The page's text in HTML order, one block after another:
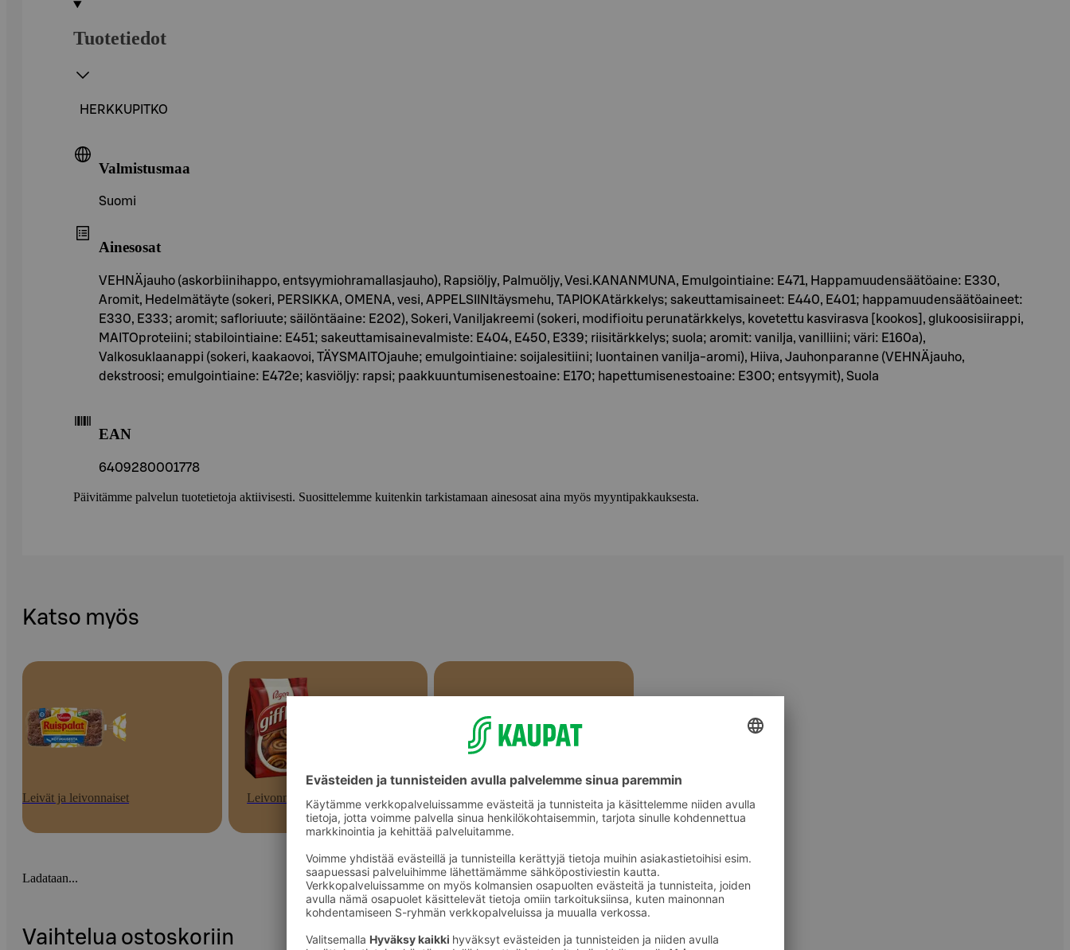
Tuotetiedot
HERKKUPITKO
Valmistusmaa
Suomi
Ainesosat
VEHNÄjauho (askorbiinihappo, entsyymiohramallasjauho), Rapsiöljy, Palmuöljy, Vesi.KANANMUNA, Emulgointiaine: E471, Happamuudensäätöaine: E330,
Aromit, Hedelmätäyte (sokeri, PERSIKKA, OMENA, vesi, APPELSIINItäysmehu, TAPIOKAtärkkelys; sakeuttamisaineet: E440, E401; happamuudensäätöaineet:
E330, E333; aromit; safloriuute; säilöntäaine: E202), Sokeri, Vaniljakreemi (sokeri, modifioitu perunatärkkelys, kovetettu kasvirasva [kookos], glukoosisiirappi,
MAITOproteiini; stabilointiaine: E451; sakeuttamisainevalmiste: E404, E450, E339; riisitärkkelys; suola; aromit: vanilja, vanilliini; väri: E160a),
Valkosuklaanappi (sokeri, kaakaovoi, TÄYSMAITOjauhe; emulgointiaine: soijalesitiini; luontainen vanilja-aromi), Hiiva, Jauhonparanne (VEHNÄjauho,
dekstroosi; emulgointiaine: E472e; kasviöljy: rapsi; paakkuuntumisenestoaine: E170; hapettumisenestoaine: E300; entsyymit), Suola
EAN
6409280001778
Päivitämme palvelun tuotetietoja aktiivisesti. Suosittelemme kuitenkin tarkistamaan ainesosat aina myös myyntipakkauksesta.
Katso myös
Leivät ja leivonnaiset Leivonnaiset Pitkot ja täytepitkot
Ladataan...
Vaihtelua ostoskoriin